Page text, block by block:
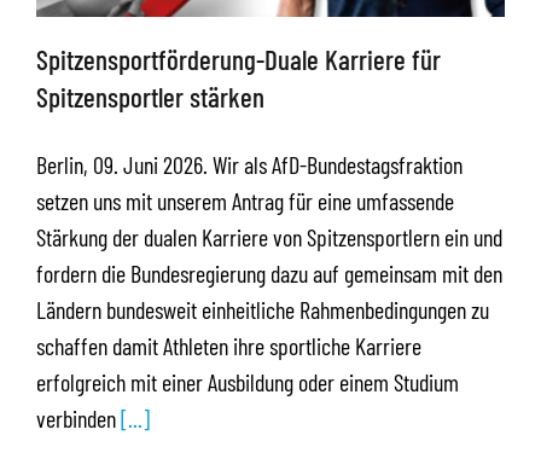
Spitzensportförderung-Duale Karriere für
Spitzensportler stärken
Berlin, 09. Juni 2026. Wir als AfD-Bundestagsfraktion
setzen uns mit unserem Antrag für eine umfassende
Stärkung der dualen Karriere von Spitzensportlern ein und
fordern die Bundesregierung dazu auf gemeinsam mit den
Ländern bundesweit einheitliche Rahmenbedingungen zu
schaffen damit Athleten ihre sportliche Karriere
erfolgreich mit einer Ausbildung oder einem Studium
verbinden[...]